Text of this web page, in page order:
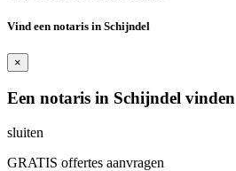
Vind een notaris in Schijndel
×
Een notaris in Schijndel vinden
sluiten
GRATIS offertes aanvragen